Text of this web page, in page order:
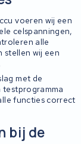
voeren wij een
celspanningen,
alle
stellen wij een
met de
functies correct
bij de